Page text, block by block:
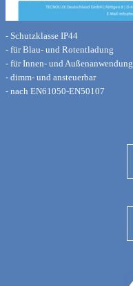
- Schutzklasse IP44
- für Blau- und Rotentladung
- für Innen- und Außenanwendung
- dimm- und ansteuerbar
- nach EN61050-EN50107